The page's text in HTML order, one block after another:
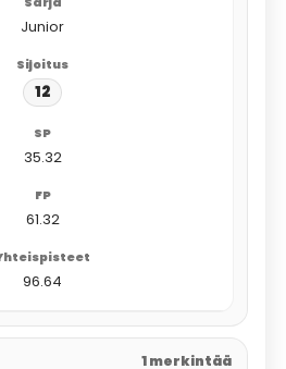
Junior
12
35.32
61.32
96.64
1 merkintää